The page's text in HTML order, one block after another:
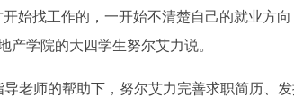
找工作的，一开始不清楚自己的就业方向
产学院的大四学生努尔艾力说。
师的帮助下，努尔艾力完善求职简历、发